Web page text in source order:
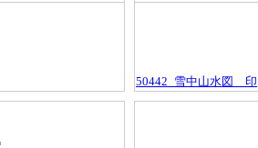
50442_雪中山水図＿印